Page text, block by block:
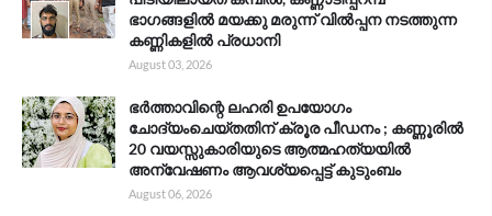
ഭാഗങ്ങളിൽ മയക്കു മരുന്ന് വിൽപ്പന നടത്തുന്ന
കണ്ണികളിൽ പ്രധാനി
August 03, 2026
ഭർത്താവിന്റെ ലഹരി ഉപയോഗം
ചോദ്യംചെയ്തതിന് ക്രൂര പീഡനം ; കണ്ണൂരിൽ
20 വയസ്സുകാരിയുടെ ആത്മഹത്യയിൽ
അന്വേഷണം ആവശ്യപ്പെട്ട് കുടുംബം
August 06, 2026